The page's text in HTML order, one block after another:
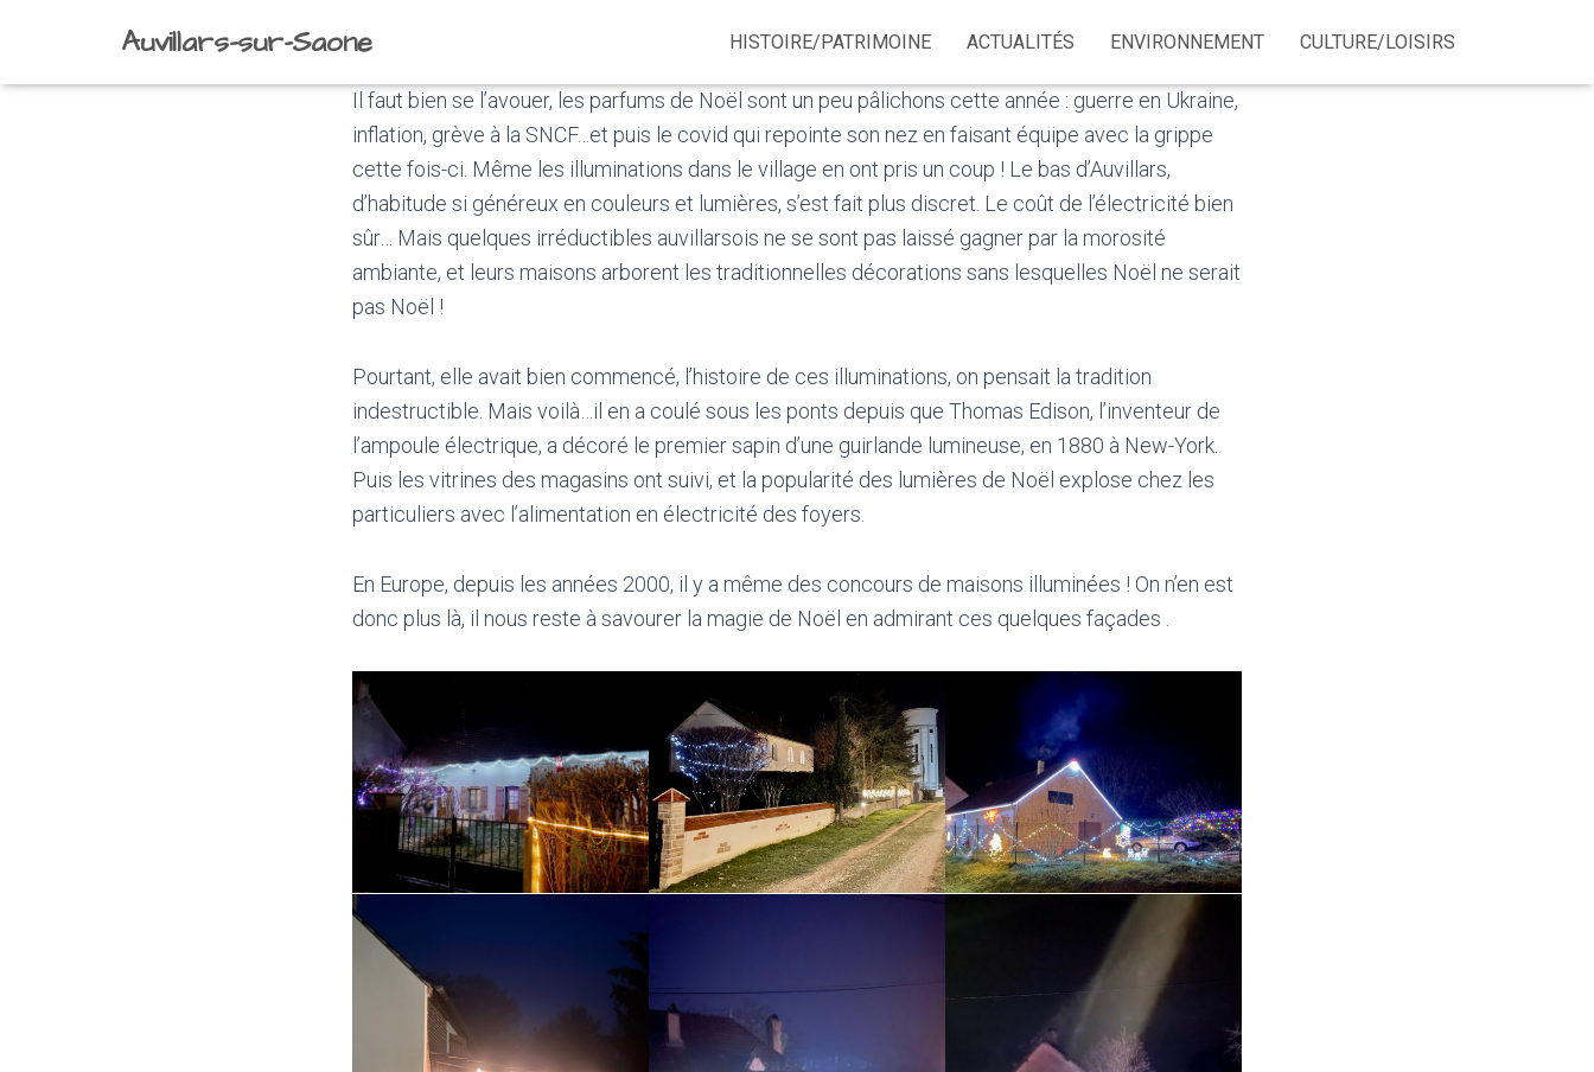
Auvillars-sur-Saone HISTOIRE/PATRIMOINE ACTUALITÉS ENVIRONNEMENT CULTURE/LOISIRS
Il faut bien se l’avouer, les parfums de Noël sont un peu pâlichons cette année : guerre en Ukraine,
inflation, grève à la SNCF…et puis le covid qui repointe son nez en faisant équipe avec la grippe
cette fois-ci. Même les illuminations dans le village en ont pris un coup ! Le bas d’Auvillars,
d’habitude si généreux en couleurs et lumières, s’est fait plus discret. Le coût de l’électricité bien
sûr… Mais quelques irréductibles auvillarsois ne se sont pas laissé gagner par la morosité
ambiante, et leurs maisons arborent les traditionnelles décorations sans lesquelles Noël ne serait
pas Noël !
Pourtant, elle avait bien commencé, l’histoire de ces illuminations, on pensait la tradition
indestructible. Mais voilà…il en a coulé sous les ponts depuis que Thomas Edison, l’inventeur de
l’ampoule électrique, a décoré le premier sapin d’une guirlande lumineuse, en 1880 à New-York.
Puis les vitrines des magasins ont suivi, et la popularité des lumières de Noël explose chez les
particuliers avec l’alimentation en électricité des foyers.
En Europe, depuis les années 2000, il y a même des concours de maisons illuminées ! On n’en est
donc plus là, il nous reste à savourer la magie de Noël en admirant ces quelques façades .